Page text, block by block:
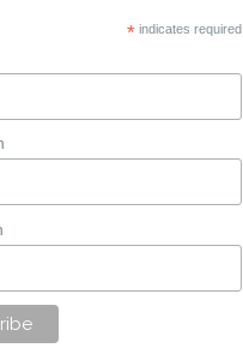
*indicates required